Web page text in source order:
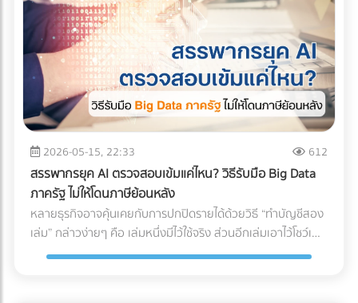
โจทย์: วัสดุก่อสร้างขนาดกลาง, เครื่องใช้ไฟฟ้าขนาดใหญ่, ยาง
รถยนต์, สินค้าเกษตรแปรรูป, หรือการขนย้ายเครื่องจักรโรงงาน
ขนาดกลาง 3. รถบรรทุก 10 ล้อ พี่ใหญ่แห่งวงการโลจิสติกส์ทาง
บก โครงสร้างแชสซี (Chassis) แข็งแกร่ง บรรทุกน้ำหนักได้สูงสุด
ถึง 15 ตัน (ตามกฎหมายกำหนด) วิ่งทำความเร็วทางไกลข้าม
จังหวัดได้ดีเยี่ยม ✅ สินค้าที่ตอบโจทย์: สินค้าเกษตรกรรมล็อต
ใหญ่ (ข้าวสาร, น้ำตาล), วัสดุก่อสร้างหนัก (เหล็กเส้น,
ปูนซีเมนต์), สินค้าอุตสาหกรรมหนัก, และเครื่องจักรขนาดใหญ่ 4.
รถบรรทุกควบคุมอุณหภูมิ (Cold Chain Truck) รถที่ออกแบบมา
พิเศษพร้อมเครื่องทำความเย็น สามารถปรับอุณหภูมิได้ตั้งแต่
โหมดแช่เย็น (Chilled) ไปจนถึงแช่แข็ง (Frozen) เพื่อรักษาความ
สดใหม่และคุณภาพของสินค้าตลอดเส้นทาง ✅ สินค้าที่ตอบ
โจทย์: อาหารทะเล, เนื้อสัตว์สด, ผักผลไม้ส่งออก, ยารักษาโรค,
วัคซีน, และเครื่องสำอางบางชนิดที่ไวต่อความร้อน 5. รถหัวลาก
Workflow ที่ลื่นไหลที่สุด ตั้งแต่ของมาส่ง (Receiving) ไปจนถึง
ของออกจากคลัง (Shipping) การออกแบบที่ดีจะช่วยคุณแก้
ปัญหาเหล่านี้: ลดคอขวด (Bottleneck): รถโฟล์คลิฟต์และ
พนักงานไม่ต้องรอคิว หรือวิ่งสวนทางกันในทางเดินแคบๆ เพิ่ม
ความรวดเร็วในการเบิกจ่าย (Picking Speed): สินค้าขายดีอยู่
ใกล้ สินค้าเคลื่อนไหวช้าอยู่ไกล ช่วยลดระยะเวลาการเดินหาของ
เพิ่มความปลอดภัย: ลดอุบัติเหตุระหว่างเครื่องจักรและมนุษย์
เจาะลึก 3 รูปแบบ Layout คลังสินค้ายอดฮิต การเลือกรูปแบบผัง
คลังสินค้า จะขึ้นอยู่กับรูปทรงของอาคาร ลักษณะสินค้า และ
กระแสการไหลของงาน (Flow) เป็นหลัก ดังนี้ครับ: 1. รูปแบบตัว
U (U-Shaped Layout) นี่คือรูปแบบที่ได้รับความนิยม "สูงที่สุด"
ในวงการโลจิสติกส์ จุดเด่นคือจุดรับสินค้าเข้า (Receiving) และจุด
จ่ายสินค้าออก (Shipping) จะอยู่ฝั่งเดียวกันของอาคาร โดย
กระแสการทำงานจะไหลเป็นรูปตัว U ตั้งแต่การรับของ เก็บเข้าชั้น
2026-05-15, 22:33 612
สรรพากรยุค AI ตรวจสอบเข้มแค่ไหน? วิธีรับมือ Big Data
ภาครัฐ ไม่ให้โดนภาษีย้อนหลัง
หลายธุรกิจอาจคุ้นเคยกับการปกปิดรายได้ด้วยวิธี “ทำบัญชีสอง
เล่ม” กล่าวง่ายๆ คือ เล่มหนึ่งมีไว้ใช้จริง ส่วนอีกเล่มเอาไว้โชว์เพื่อ
เลี่ยงการเสียภาษี แต่ปัจจุบันวิธีนี้ทำได้ยากขึ้นมากในยุคที่กรม